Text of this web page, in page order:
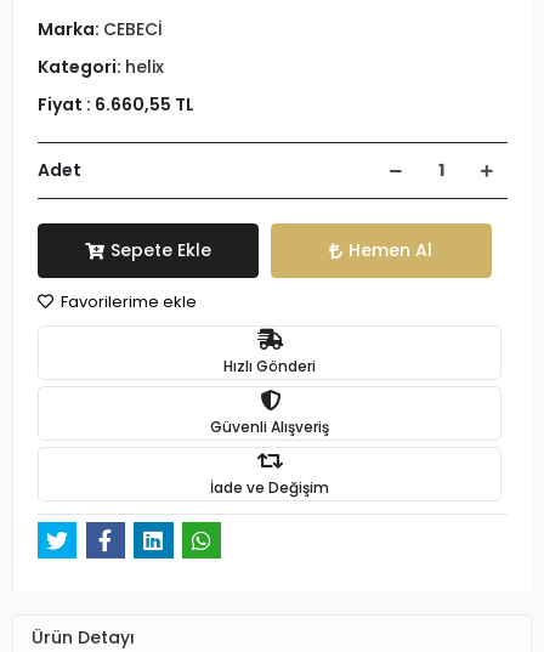
Marka: CEBECİ
Kategori: helix
Fiyat : 6.660,55 TL
Adet
Sepete Ekle Hemen Al
Favorilerime ekle
Hızlı Gönderi
Güvenli Alışveriş
İade ve Değişim
Ürün Detayı